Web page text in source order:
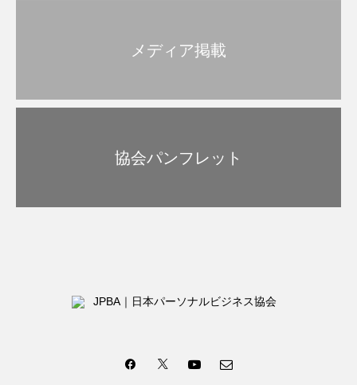
メディア掲載
協会パンフレット